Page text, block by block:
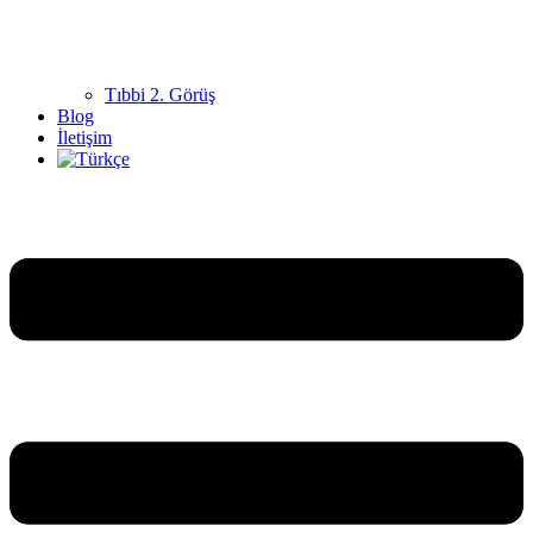
Tıbbi 2. Görüş
Blog
İletişim